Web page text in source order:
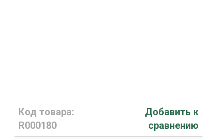
Код товара:
R000180
Добавить к
сравнению